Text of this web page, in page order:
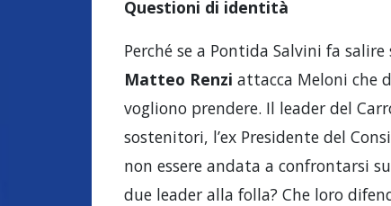
Questioni di identità
Perché se a Pontida Salvini fa salire
Matteo Renzi attacca Meloni che
vogliono prendere. Il leader del
sostenitori, l’ex Presidente del
non essere andata a confrontarsi
due leader alla folla? Che loro